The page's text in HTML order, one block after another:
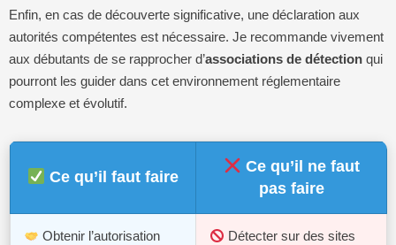
Enfin, en cas de découverte significative, une déclaration aux
autorités compétentes est nécessaire. Je recommande vivement
aux débutants de se rapprocher d’associations de détection qui
pourront les guider dans cet environnement réglementaire
complexe et évolutif.
Ce qu’il faut faire
Ce qu’il ne faut
pas faire
Obtenir l’autorisation
Détecter sur des sites